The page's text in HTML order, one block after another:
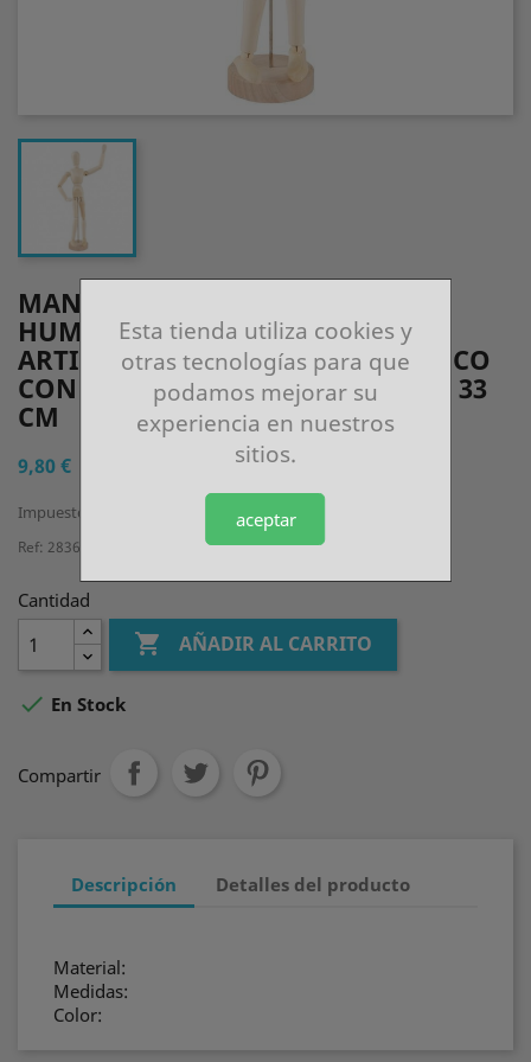
MANIQUÍ PEQUEÑO CUERPO
HUMANO FIGURA DECORATIVA
ARTICULADA PARA DIBUJO MUÑECO
CON ARTICULACIONES FLEXIBLES 33
CM
9,80 €
Impuestos incluidos
Ref: 2836460CLM
Cantidad
 AÑADIR AL CARRITO
 En Stock
Compartir
Descripción Detalles del producto
Material:
Medidas:
Color:
Esta tienda utiliza cookies y
otras tecnologías para que
podamos mejorar su
experiencia en nuestros
sitios.
aceptar